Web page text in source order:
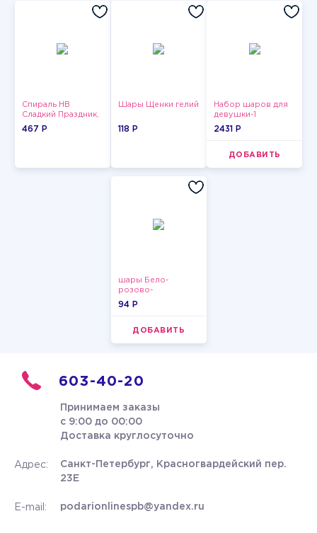
Спираль HB
Сладкий Праздник,
12 шт.
467 P
Шары Щенки гелий
118 P
Набор шаров для
девушки-1
2431 P
ДОБАВИТЬ
шары Бело-
розово-
фиолетово-
94 P
ДОБАВИТЬ
603-40-20
Принимаем заказы
с 9:00 до 00:00
Доставка круглосуточно
Адрес:
Санкт-Петербург, Красногвардейский пер.
23Е
E-mail: podarionlinespb@yandex.ru